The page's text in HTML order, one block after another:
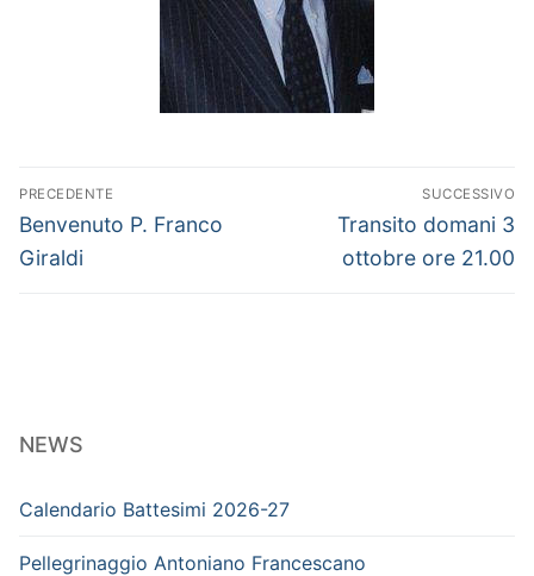
Navigazione
articoli
PRECEDENTE
Articolo
precedente:
Benvenuto P. Franco
Giraldi
SUCCESSIVO
Articolo
successivo:
Transito domani 3
ottobre ore 21.00
NEWS
Calendario Battesimi 2026-27
Pellegrinaggio Antoniano Francescano